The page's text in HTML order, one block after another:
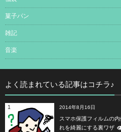
菓子パン
雑記
音楽
よく読まれている記事はコチラ♪
1 2014年8月16日
スマホ保護フィルムの
れを綺麗にする裏ワザ